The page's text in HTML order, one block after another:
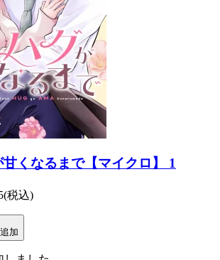
甘くなるまで【マイクロ】 1
(税込)
加